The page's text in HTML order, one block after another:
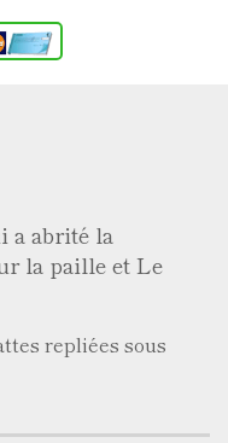
a abrité la
la paille et Le
repliées sous